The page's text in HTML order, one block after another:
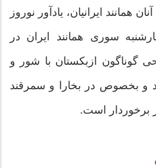
همانند ایرانیان، یادآور نوروز
سوری همانند ایران در
گوناگون ازبکستان با شور و
و بخصوص در بخارا و سمرقند
برخوردار است.